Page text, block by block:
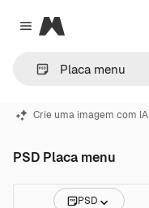
Close menu
Magnific
Crie uma imagem com IA
PSD Placa menu
PSD